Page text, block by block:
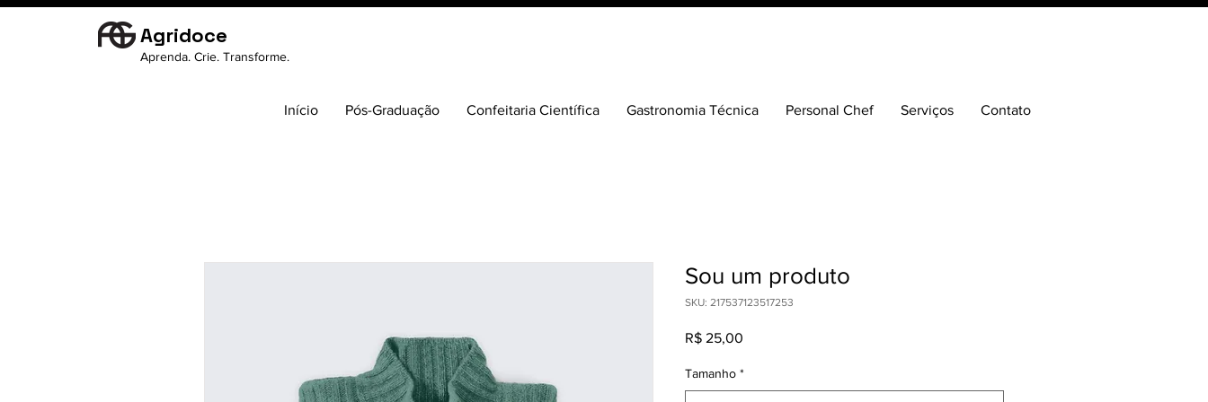
Agridoce
Aprenda. Crie. Transforme.
Início Pós-Graduação Confeitaria Científica Gastronomia Técnica Personal Chef Serviços Contato
Sou um produto
SKU: 217537123517253
R$ 25,00
Tamanho *